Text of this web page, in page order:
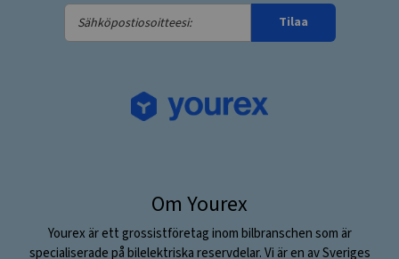
Sähköpostiosoitteesi:
Tilaa
Om Yourex
Yourex är ett grossistföretag inom bilbranschen som är
specialiserade på bilelektriska reservdelar. Vi är en av Sveriges